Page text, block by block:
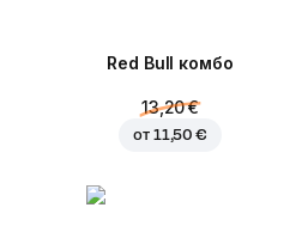
Red Bull комбо
13,20 €
от 11,50 €